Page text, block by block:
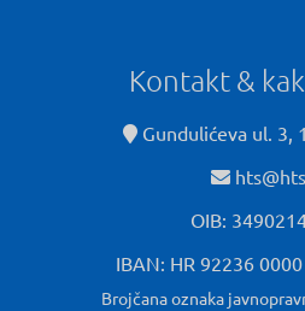
Kontakt &
Gundulićeva ul. 3,
OIB:
IBAN: HR 92236
Brojčana oznaka